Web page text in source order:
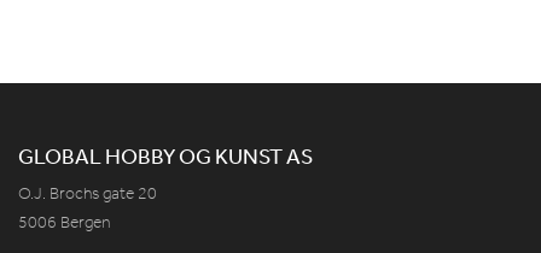
GLOBAL HOBBY OG KUNST AS
O.J. Brochs gate 20
5006 Bergen